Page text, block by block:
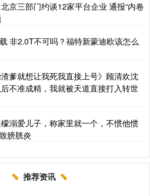
京三部门约谈12家平台企业 通报“内卷
非2.0T不可吗？福特新蒙迪欧该怎么
爹就想让我死我直接上号》顾清欢沈
不准成精，我就被天道直接打入转世
溺爱儿子，称家里就一个，不惯他惯
膀胱炎
推荐资讯